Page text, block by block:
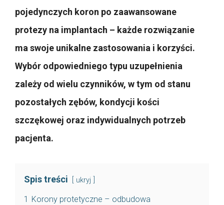
pojedynczych koron po zaawansowane
protezy na implantach – każde rozwiązanie
ma swoje unikalne zastosowania i korzyści.
Wybór odpowiedniego typu uzupełnienia
zależy od wielu czynników, w tym od stanu
pozostałych zębów, kondycji kości
szczękowej oraz indywidualnych potrzeb
pacjenta.
Spis treści ukryj
1
Korony protetyczne – odbudowa